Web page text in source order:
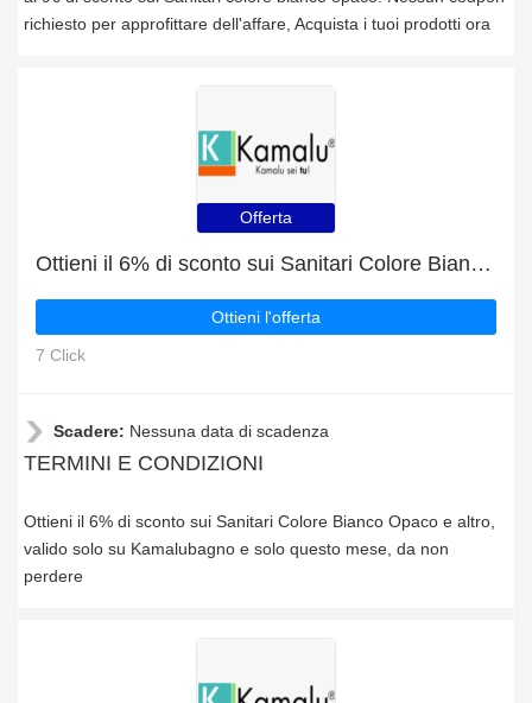
richiesto per approfittare dell'affare, Acquista i tuoi prodotti ora
Offerta
Ottieni il 6% di sconto sui Sanitari Colore Bianco Opaco e altro
Ottieni l'offerta
7 Click
Scadere: Nessuna data di scadenza
TERMINI E CONDIZIONI
Ottieni il 6% di sconto sui Sanitari Colore Bianco Opaco e altro,
valido solo su Kamalubagno e solo questo mese, da non
perdere